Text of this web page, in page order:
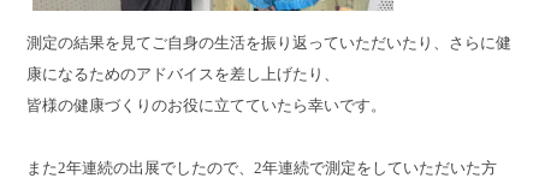
測定の結果を見てご自身の生活を振り返っていただいたり、さらに健
康になるためのアドバイスを差し上げたり、
皆様の健康づくりのお役に立てていたら幸いです。
また2年連続の出展でしたので、2年連続で測定をしていただいた方